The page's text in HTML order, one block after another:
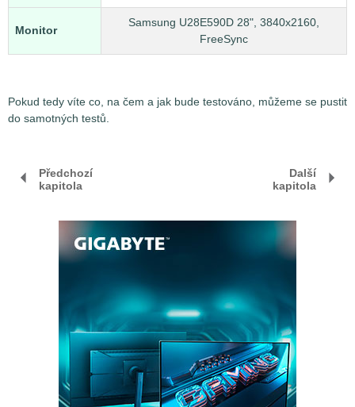
Monitor
Samsung U28E590D 28", 3840x2160,
FreeSync
Pokud tedy víte co, na čem a jak bude testováno, můžeme se pustit
do samotných testů.
Předchozí
kapitola
Další
kapitola